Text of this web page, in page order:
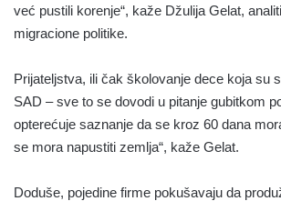
već pustili korenje“, kaže Džulija Gelat,
migracione politike.
Prijateljstva, ili čak školovanje dece koja su
SAD – sve to se dovodi u pitanje gubitkom
opterećuje saznanje da se kroz 60 dana
se mora napustiti zemlja“, kaže Gelat.
Doduše, pojedine firme pokušavaju da